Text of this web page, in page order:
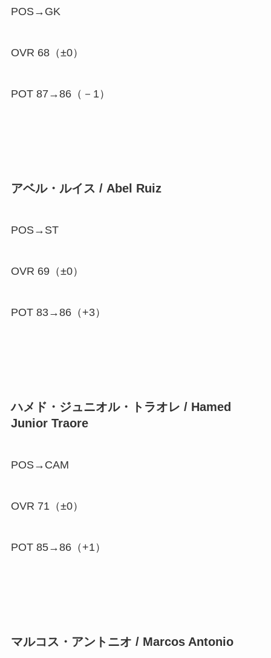
POS→GK
OVR 68（±0）
POT 87→86（ －1 ）
アベル・ルイス / Abel Ruiz
POS→ST
OVR 69（±0）
POT 83→86（+3）
ハメド・ジュニオル・トラオレ / Hamed
Junior Traore
POS→CAM
OVR 71（±0）
POT 85→86（+1）
マルコス・アントニオ / Marcos Antonio